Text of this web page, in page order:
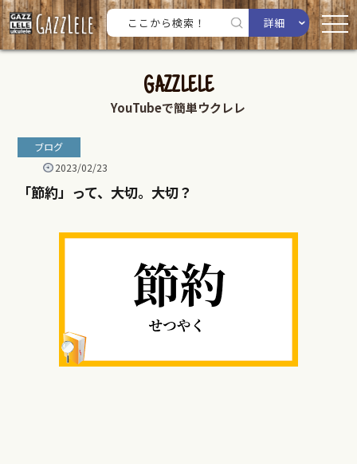
詳細
GAZZLELE
YouTubeで簡単ウクレレ
ブログ
2023/02/23
「節約」って、大切。大切？